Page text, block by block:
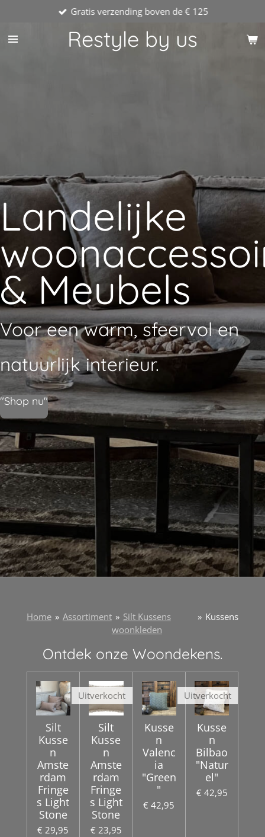
naar
Restyle by us
Gratis verzending boven de € 125
Landelijke
& Meubels
Voor een warm, sfeervol en
natuurlijk interieur.
"Shop nu"
Home » Assortiment » Silt Kussens
woonkleden
» Kussens
Ontdek onze Woondekens.
Silt
Kusse
n
Amste
rdam
Fringe
s Light
Stone
€ 29,95
Uitverkocht
Silt
Kusse
n
Amste
rdam
Fringe
s Light
Stone
€ 23,95
Kusse
n
Valenc
ia
"Green
"
€ 42,95
Uitverkocht
Kusse
n
Bilbao
"Natur
el"
€ 42,95